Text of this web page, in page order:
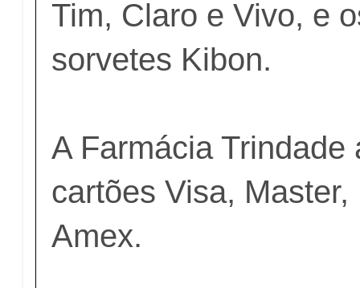
Tim, Claro e Vivo, e
sorvetes Kibon.
A Farmácia Trindade
cartões Visa,
Amex.